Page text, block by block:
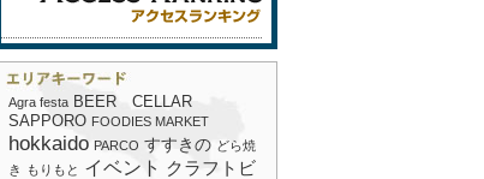
Agra festa BEER CELLAR
SAPPORO FOODIES MARKET
hokkaido PARCO すすきの どら焼
き
もりもと イベント
クラフトビ